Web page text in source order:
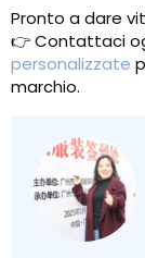
Pronto a dare
👉 Contattaci
personalizzate
marchio.